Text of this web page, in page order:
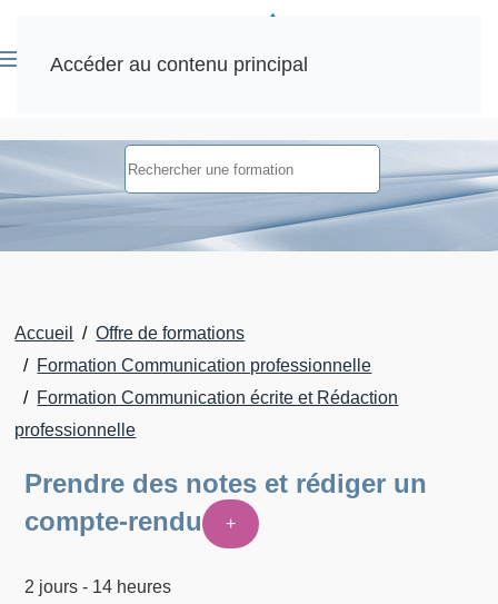
Accéder au contenu principal
Accueil
Offre de formations
Formation Communication professionnelle
Formation Communication écrite et Rédaction
professionnelle
Prendre des notes et rédiger un
compte-rendu
+
2 jours - 14 heures